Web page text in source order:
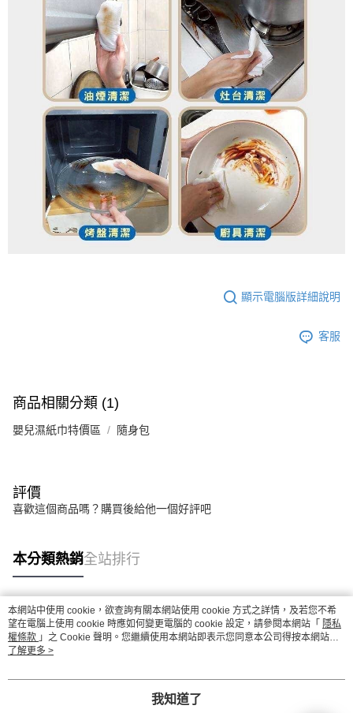
顯示電腦版詳細說明
客服
商品相關分類 (1)
嬰兒濕紙巾特價區 隨身包
評價
喜歡這個商品嗎？購買後給他一個好評吧
本分類熱銷全站排行
熱門標籤
本網站中使用 cookie，欲查詢有關本網站使用 cookie 方式之詳情，及若您不希
望在電腦上使用 cookie 時應如何變更電腦的 cookie 設定，請參閱本網站「 隱私
權條款 」之 Cookie 聲明。您繼續使用本網站即表示您同意本公司得按本網站使
用條款之 Cookie 聲明使用 cookie。
了解更多 >
我知道了